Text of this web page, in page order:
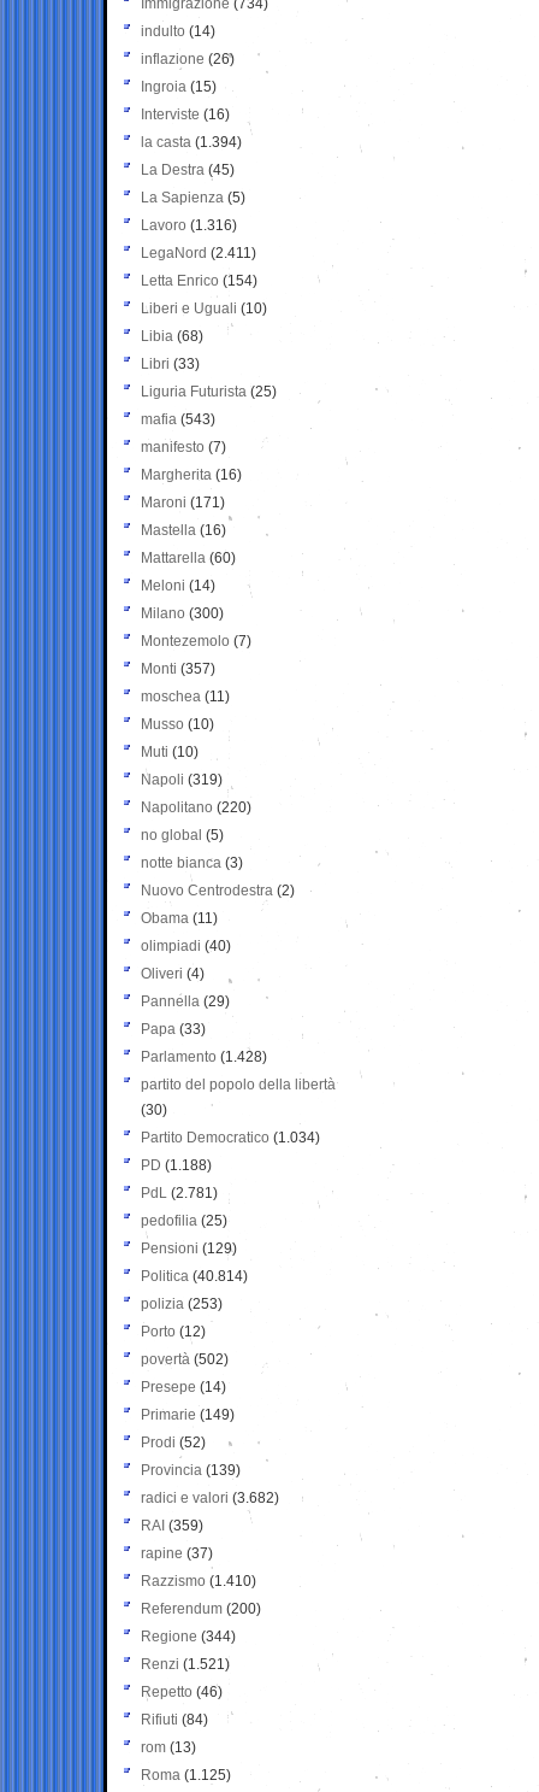
Immigrazione (734)
indulto (14)
inflazione (26)
Ingroia (15)
Interviste (16)
la casta (1.394)
La Destra (45)
La Sapienza (5)
Lavoro (1.316)
LegaNord (2.411)
Letta Enrico (154)
Liberi e Uguali (10)
Libia (68)
Libri (33)
Liguria Futurista (25)
mafia (543)
manifesto (7)
Margherita (16)
Maroni (171)
Mastella (16)
Mattarella (60)
Meloni (14)
Milano (300)
Montezemolo (7)
Monti (357)
moschea (11)
Musso (10)
Muti (10)
Napoli (319)
Napolitano (220)
no global (5)
notte bianca (3)
Nuovo Centrodestra (2)
Obama (11)
olimpiadi (40)
Oliveri (4)
Pannella (29)
Papa (33)
Parlamento (1.428)
partito del popolo della libertà
(30)
Partito Democratico (1.034)
PD (1.188)
PdL (2.781)
pedofilia (25)
Pensioni (129)
Politica (40.814)
polizia (253)
Porto (12)
povertà (502)
Presepe (14)
Primarie (149)
Prodi (52)
Provincia (139)
radici e valori (3.682)
RAI (359)
rapine (37)
Razzismo (1.410)
Referendum (200)
Regione (344)
Renzi (1.521)
Repetto (46)
Rifiuti (84)
rom (13)
Roma (1.125)